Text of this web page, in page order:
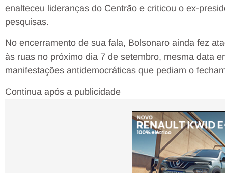
enalteceu lideranças do Centrão e criticou o ex-
pesquisas.
No encerramento de sua fala, Bolsonaro ainda fez
às ruas no próximo dia 7 de setembro, mesma data
manifestações antidemocráticas que pediam o
Continua após a publicidade